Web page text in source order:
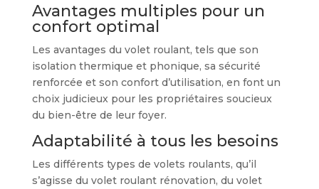
Avantages multiples pour un
confort optimal
Les avantages du volet roulant, tels que son
isolation thermique et phonique, sa sécurité
renforcée et son confort d’utilisation, en font un
choix judicieux pour les propriétaires soucieux
du bien-être de leur foyer.
Adaptabilité à tous les besoins
Les différents types de volets roulants, qu’il
s’agisse du volet roulant rénovation, du volet